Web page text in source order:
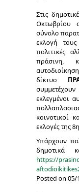
Στις
Οκτωβρίου
σύνολο
εκλογή
πολιτικές
πράσινη,
δίκτυο
εκλεγμένοι
κοινοτικοί
εκλογές της 8
Υπάρχουν
δημοτικά
https://
Posted on 05/